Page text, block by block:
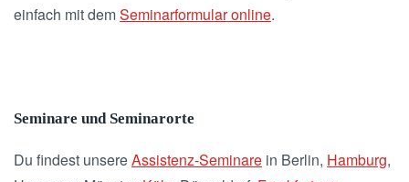
einfach mit demSeminarformular online.
Seminare und Seminarorte
Du findest unsereAssistenz-Seminare in Berlin, Hamburg,